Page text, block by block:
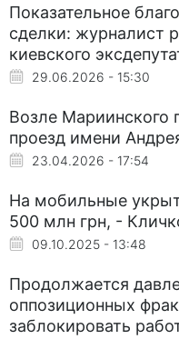
Показательное
сделки: журналист
киевского
29.06.2026 - 15:30
Возле Мариинского
проезд имени
23.04.2026 - 17:54
На мобильные
500 млн грн, -
09.10.2025 - 13:48
Продолжается
оппозиционных
заблокировать